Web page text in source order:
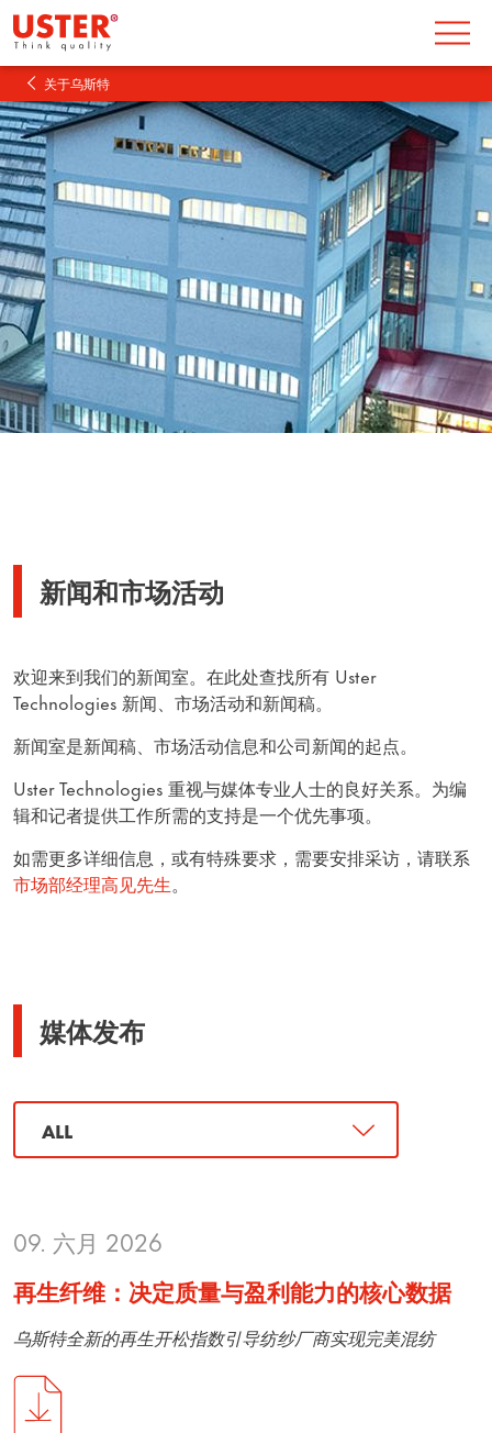
关于乌斯特
新闻和市场活动
欢迎来到我们的新闻室。在此处查找所有 Uster
Technologies 新闻、市场活动和新闻稿。
新闻室是新闻稿、市场活动信息和公司新闻的起点。
Uster Technologies 重视与媒体专业人士的良好关系。为编
辑和记者提供工作所需的支持是一个优先事项。
如需更多详细信息，或有特殊要求，需要安排采访，请联系
市场部经理高见先生。
媒体发布
09. 六月 2026
再生纤维：决定质量与盈利能力的核心数据
乌斯特全新的再生开松指数引导纺纱厂商实现完美混纺